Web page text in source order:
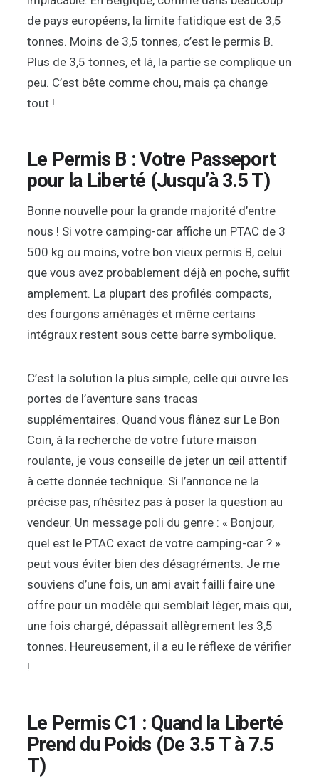
de pays européens, la limite fatidique est de 3,5
tonnes. Moins de 3,5 tonnes, c’est le permis B.
Plus de 3,5 tonnes, et là, la partie se complique un
peu. C’est bête comme chou, mais ça change
tout !
Le Permis B : Votre Passeport
pour la Liberté (Jusqu’à 3.5 T)
Bonne nouvelle pour la grande majorité d’entre
nous ! Si votre camping-car affiche un PTAC de 3
500 kg ou moins, votre bon vieux permis B, celui
que vous avez probablement déjà en poche, suffit
amplement. La plupart des profilés compacts,
des fourgons aménagés et même certains
intégraux restent sous cette barre symbolique.
C’est la solution la plus simple, celle qui ouvre les
portes de l’aventure sans tracas
supplémentaires. Quand vous flânez sur Le Bon
Coin, à la recherche de votre future maison
roulante, je vous conseille de jeter un œil attentif
à cette donnée technique. Si l’annonce ne la
précise pas, n’hésitez pas à poser la question au
vendeur. Un message poli du genre : « Bonjour,
quel est le PTAC exact de votre camping-car ? »
peut vous éviter bien des désagréments. Je me
souviens d’une fois, un ami avait failli faire une
offre pour un modèle qui semblait léger, mais qui,
une fois chargé, dépassait allègrement les 3,5
tonnes. Heureusement, il a eu le réflexe de vérifier
!
Le Permis C1 : Quand la Liberté
Prend du Poids (De 3.5 T à 7.5
T)